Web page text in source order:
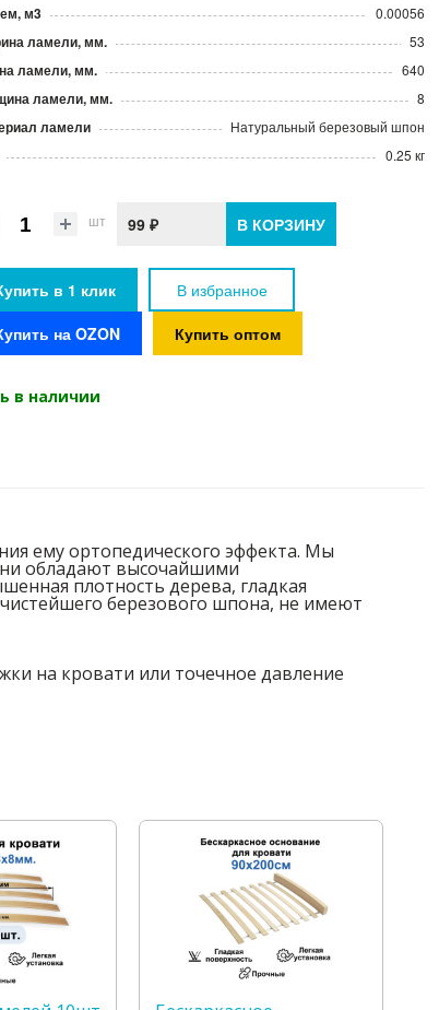
м3 0.00056
ламели, мм. 53
ламели, мм. 640
ламели, мм. 8
ламели Натуральный березовый шпон
0.25 кг
шт 99 ₽ В КОРЗИНУ
в 1 клик
В избранное
на OZON
Купить оптом
в наличии
ему ортопедического эффекта. Мы
обладают высочайшими
плотность дерева, гладкая
березового шпона, не имеют
на кровати или точечное давление